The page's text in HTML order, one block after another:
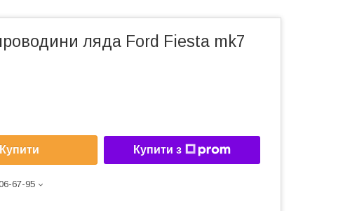
ляда Ford Fiesta mk7
Купити Купити з
67-95